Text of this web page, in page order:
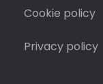
Cookie policy
Privacy policy